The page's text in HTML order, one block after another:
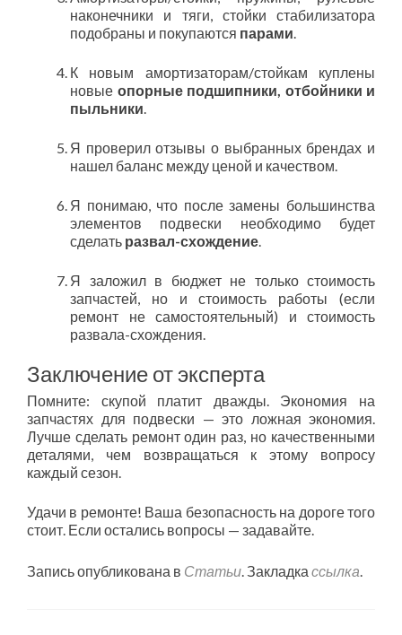
наконечники и тяги, стойки стабилизатора
подобраны и покупаются парами.
К новым амортизаторам/стойкам куплены
новые опорные подшипники, отбойники и
пыльники.
Я проверил отзывы о выбранных брендах и
нашел баланс между ценой и качеством.
Я понимаю, что после замены большинства
элементов подвески необходимо будет
сделать развал-схождение.
Я заложил в бюджет не только стоимость
запчастей, но и стоимость работы (если
ремонт не самостоятельный) и стоимость
развала-схождения.
Заключение от эксперта
Помните: скупой платит дважды. Экономия на
запчастях для подвески — это ложная экономия.
Лучше сделать ремонт один раз, но качественными
деталями, чем возвращаться к этому вопросу
каждый сезон.
Удачи в ремонте! Ваша безопасность на дороге того
стоит. Если остались вопросы — задавайте.
Запись опубликована в Статьи. Закладка ссылка.